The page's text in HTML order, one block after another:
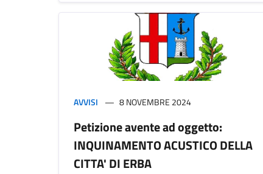
AVVISI 8 NOVEMBRE 2024
Petizione avente ad oggetto:
INQUINAMENTO ACUSTICO DELLA
CITTA' DI ERBA